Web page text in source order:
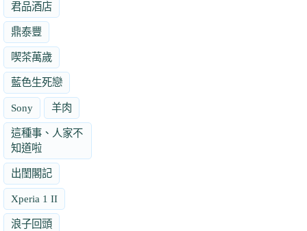
君品酒店
鼎泰豐
喫茶萬歲
藍色生死戀
Sony 羊肉
這種事、人家不
知道啦
出閨閣記
Xperia 1 II
浪子回頭